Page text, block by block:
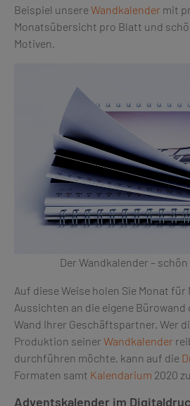
Beispiel unsereWandkalender mit
Monatsübersicht pro Blatt und
Motiven.
Der Wandkalender –
Auf diese Weise holen Sie Monat
Aussichten an die eigene Bürowand
Wand Ihrer Geschäftspartner. Wer
Produktion seiner Wandkalender
durchführen möchte, kann auf die
Formaten samt Kalendarium 2020
Adventskalender im